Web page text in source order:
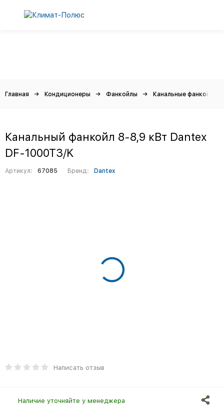
Главная Кондиционеры Фанкойлы Канальные фанкойлы
Канальный фанкойл 8-8,9 кВт Dantex
DF-1000T3/K
Артикул: 67085 Бренд: Dantex
Написать отзыв
Наличие уточняйте у менеджера